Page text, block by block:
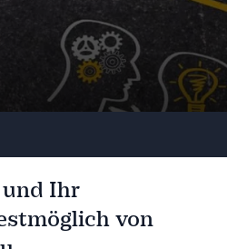
Ihr
von